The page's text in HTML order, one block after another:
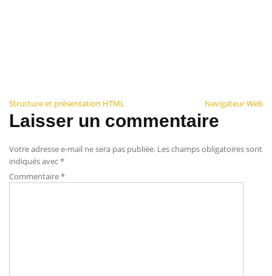
Navigation
de
l’article
Structure et présentation HTML Navigateur Web
Laisser un commentaire
Votre adresse e-mail ne sera pas publiée. Les champs obligatoires sont
indiqués avec*
Commentaire*